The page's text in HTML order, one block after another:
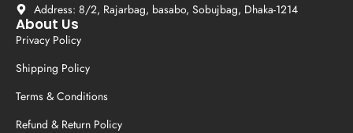
Address: 8/2, Rajarbag, basabo, Sobujbag, Dhaka-1214
About Us
Privacy Policy
Shipping Policy
Terms & Conditions
Refund & Return Policy